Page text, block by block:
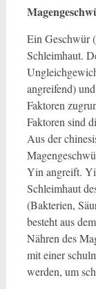
Ein Geschwür
Schleimhaut.
angreifend)
Faktoren
Faktoren sind
Aus der
Yin angreift.
Schleimhaut
(Bakterien,
besteht aus
Nähren des
mit einer
werden, um